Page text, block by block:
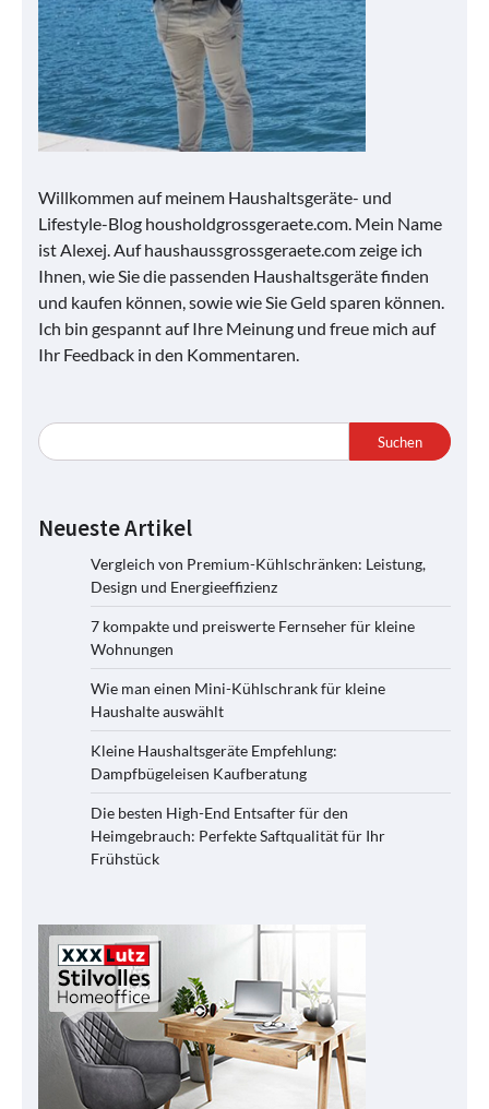
Willkommen auf meinem Haushaltsgeräte- und
Lifestyle-Blog housholdgrossgeraete.com. Mein Name
ist Alexej. Auf haushaussgrossgeraete.com zeige ich
Ihnen, wie Sie die passenden Haushaltsgeräte finden
und kaufen können, sowie wie Sie Geld sparen können.
Ich bin gespannt auf Ihre Meinung und freue mich auf
Ihr Feedback in den Kommentaren.
Suchen
Neueste Artikel
Vergleich von Premium-Kühlschränken: Leistung,
Design und Energieeffizienz
7 kompakte und preiswerte Fernseher für kleine
Wohnungen
Wie man einen Mini-Kühlschrank für kleine
Haushalte auswählt
Kleine Haushaltsgeräte Empfehlung:
Dampfbügeleisen Kaufberatung
Die besten High-End Entsafter für den
Heimgebrauch: Perfekte Saftqualität für Ihr
Frühstück